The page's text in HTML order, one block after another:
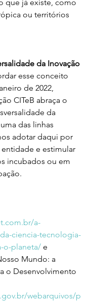
que já existe, como
ou territórios
da Inovação
esse conceito
de 2022,
CITeB abraça o
da
das linhas
adotar daqui por
e estimular
incubados ou em
a-
ciencia-tecnologia-
o-planeta/ e
Mundo: a
o Desenvolvimento
webarquivos/p